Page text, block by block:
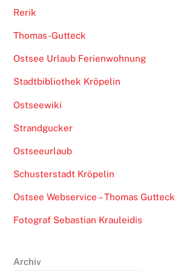
Rerik
Thomas-Gutteck
Ostsee Urlaub Ferienwohnung
Stadtbibliothek Kröpelin
Ostseewiki
Strandgucker
Ostseeurlaub
Schusterstadt Kröpelin
Ostsee Webservice – Thomas Gutteck
Fotograf Sebastian Krauleidis
Archiv